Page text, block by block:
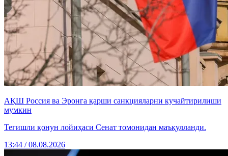
АҚШ Россия ва Эронга қарши санкцияларни кучайтирилиши
мумкин
Тегишли қонун лойиҳаси Сенат томонидан маъқулланди.
13:44 / 08.08.2026